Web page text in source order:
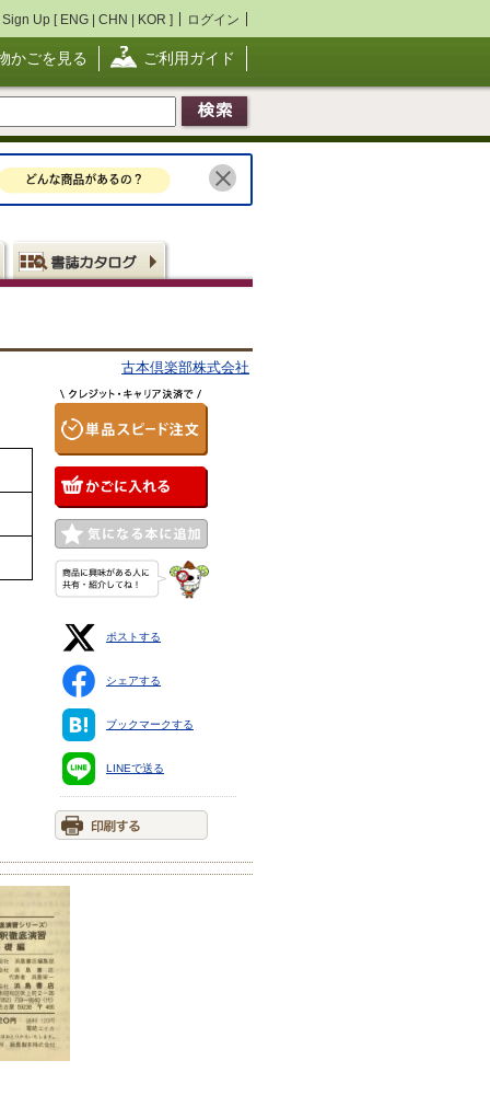
Sign Up [ ENG | CHN | KOR ] ログイン
かごを見る ご利用ガイド
古本倶楽部株式会社
ポストする
シェアする
ブックマークする
LINEで送る